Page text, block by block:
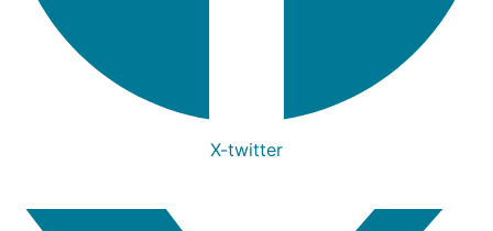
X-twitter